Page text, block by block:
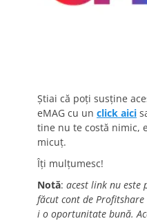
Știai că poți susține
eMAG cu un click aici
tine nu te costă nimic,
micuț.
Îți mulțumesc!
Notă: acest link nu este
făcut cont de Profitshare
i o oportunitate bună.